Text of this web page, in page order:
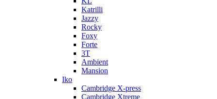
Katrilli
Jazzy
Rocky
Foxy
Forte
3T
Ambient
Mansion
Iko
Cambridge X-press
Cambridge Xtreme